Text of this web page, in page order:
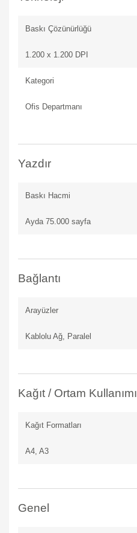
Baskı Çözünürlüğü
1.200 x 1.200 DPI
Kategori
Ofis Departmanı
Yazdır
Baskı Hacmi
Ayda 75.000 sayfa
Bağlantı
Arayüzler
Kablolu Ağ, Paralel
Kağıt / Ortam Kullanımı
Kağıt Formatları
A4, A3
Genel